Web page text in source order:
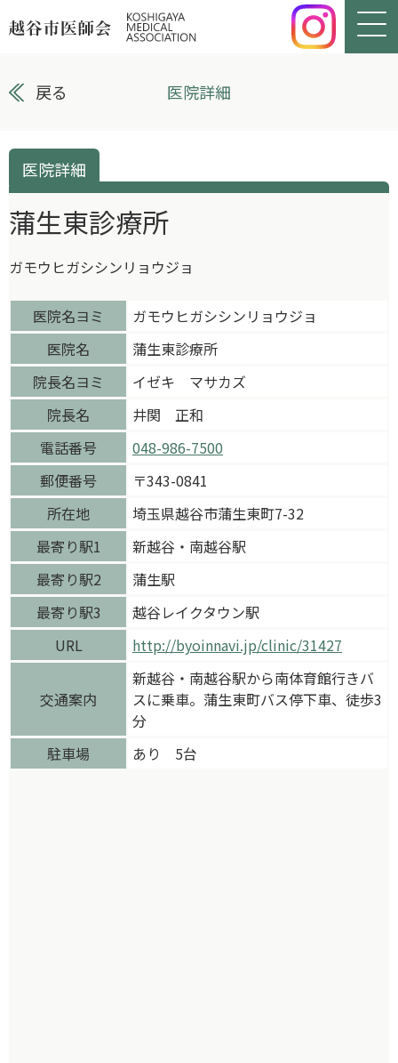
戻る 医院詳細
医院詳細
蒲生東診療所
ガモウヒガシシンリョウジョ
医院名ヨミ
ガモウヒガシシンリョウジョ
医院名
蒲生東診療所
院長名ヨミ
イゼキ マサカズ
院長名
井関 正和
電話番号
048-986-7500
郵便番号
〒343-0841
所在地
埼玉県越谷市蒲生東町7-32
最寄り駅1
新越谷・南越谷駅
最寄り駅2
蒲生駅
最寄り駅3
越谷レイクタウン駅
URL
http://byoinnavi.jp/clinic/31427
交通案内
新越谷・南越谷駅から南体育館行きバ
スに乗車。蒲生東町バス停下車、徒歩3
分
駐車場
あり 5台